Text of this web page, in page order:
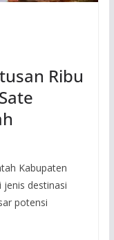
Ribu
Kabupaten
jenis destinasi
potensi